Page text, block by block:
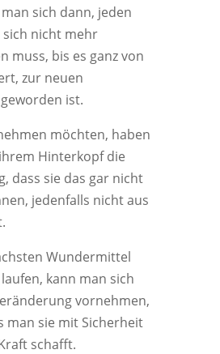
sich dann, jeden
sich nicht mehr
muss, bis es ganz von
zur neuen
ist.
möchten, haben
Hinterkopf die
dass sie das gar nicht
jedenfalls nicht aus
Wundermittel
kann man sich
vornehmen,
man sie mit Sicherheit
schafft.